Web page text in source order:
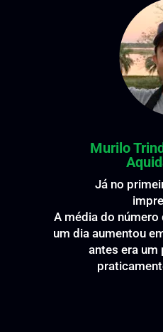
Murilo
Já no
A média do
um dia aumentou
antes era um